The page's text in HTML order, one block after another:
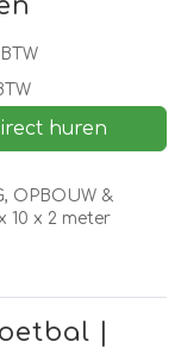
huren
OPBOUW &
10 x 2 meter
|